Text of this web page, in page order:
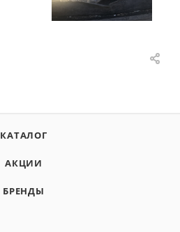
КАТАЛОГ
АКЦИИ
БРЕНДЫ